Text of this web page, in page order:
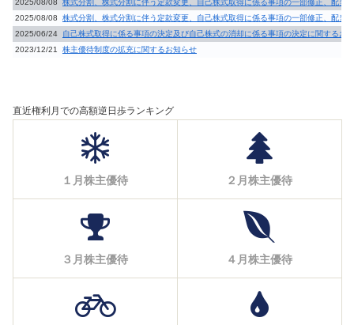
2025/08/08
株式分割、株式分割に伴う定款変更、自己株式取得に係る事項の一部修正、配当
2025/06/24
自己株式取得に係る事項の決定及び自己株式の消却に係る事項の決定に関するお
2023/12/21
株主優待制度の拡充に関するお知らせ
直近権利月での高額逆日歩ランキング
１月株主優待 ２月株主優待
３月株主優待 ４月株主優待